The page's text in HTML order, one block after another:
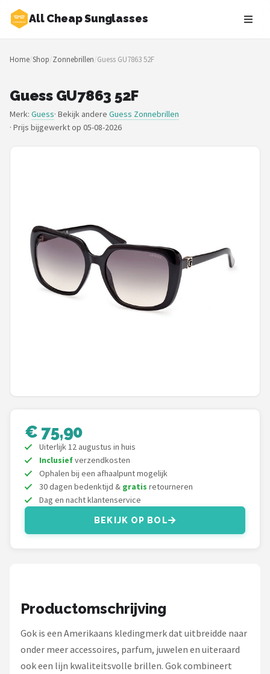
All Cheap Sunglasses
Zoeken
NAVIGATIE
Merken
Blog
Shop
POPULAIRE MERKEN
Polaroid
Montuurtjevoorjou
Fako Fashion®
Guess
Maesy
Fako Sunglasses®
Home/Shop/Zonnebrillen/Guess GU7863 52F
Guess GU7863 52F
Merk: Guess· Bekijk andere Guess Zonnebrillen
· Prijs bijgewerkt op 05-08-2026
€ 75,90
Uiterlijk 12 augustus in huis
Inclusiefverzendkosten
Ophalen bij een afhaalpunt mogelijk
30 dagen bedenktijd & gratis retourneren
Dag en nacht klantenservice
BEKIJK OP BOL
Productomschrijving
Gok is een Amerikaans kledingmerk dat uitbreidde naar
onder meer accessoires, parfum, juwelen en uiteraard
ook een lijn kwaliteitsvolle brillen. Gok combineert